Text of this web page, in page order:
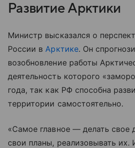
Развитие Арктики
Министр высказался о
России в Арктике. Он
возобновление работы
деятельность которого
года, так как РФ способна
территории самостоятельно.
«Самое главное — делать свое
свои планы, реализовывать их.